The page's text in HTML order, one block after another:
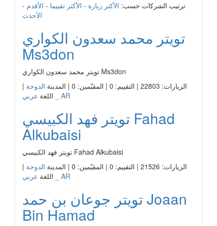
ترتيب الشركات حسب: الأكثر زيارة - الأكثر تقييما - الأقدم -
الأحدث
تويتر محمد سعدون الكواري
Ms3don
تويتر محمد سعدون الكواري Ms3don
الزيارات: 22803 | التقييم: 0 | المقيّمين: 0 | المدينة
الدوحة |
اللغة عربي _ AR
تويتر فهد الكبيسي Fahad
Alkubaisi
تويتر فهد الكبيسي Fahad Alkubaisi
الزيارات: 21526 | التقييم: 0 | المقيّمين: 0 | المدينة
الدوحة |
اللغة عربي _ AR
تويتر جوعان بن حمد Joaan
Bin Hamad